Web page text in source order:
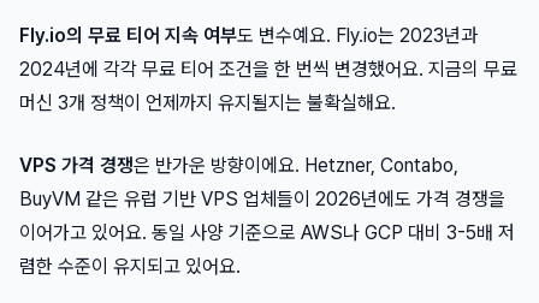
Fly.io의 무료 티어 지속 여부도 변수예요. Fly.io는 2023년과
2024년에 각각 무료 티어 조건을 한 번씩 변경했어요. 지금의 무료
머신 3개 정책이 언제까지 유지될지는 불확실해요.
VPS 가격 경쟁은 반가운 방향이에요. Hetzner, Contabo,
BuyVM 같은 유럽 기반 VPS 업체들이 2026년에도 가격 경쟁을
이어가고 있어요. 동일 사양 기준으로 AWS나 GCP 대비 3-5배 저
렴한 수준이 유지되고 있어요.